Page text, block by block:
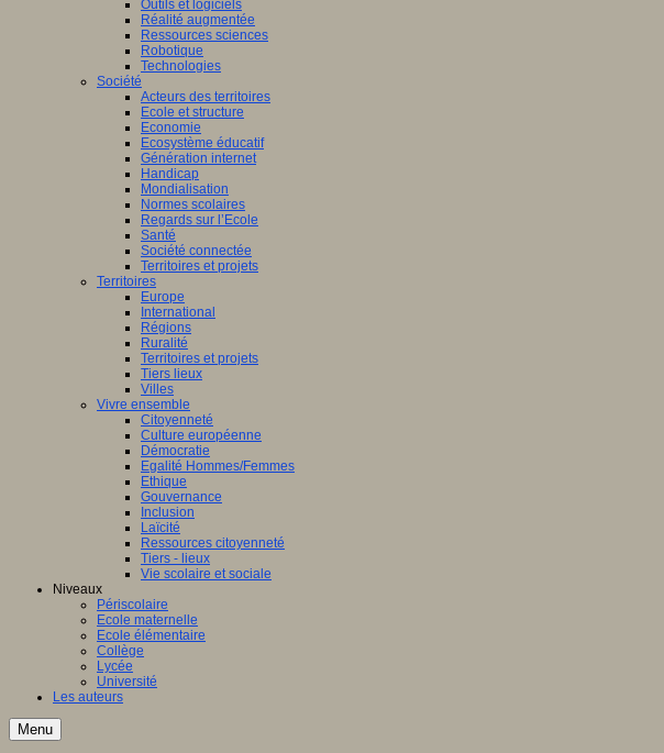
Outils et logiciels
Réalité augmentée
Ressources sciences
Robotique
Technologies
Société
Acteurs des territoires
Ecole et structure
Economie
Ecosystème éducatif
Génération internet
Handicap
Mondialisation
Normes scolaires
Regards sur l’Ecole
Santé
Société connectée
Territoires et projets
Territoires
Europe
International
Régions
Ruralité
Territoires et projets
Tiers lieux
Villes
Vivre ensemble
Citoyenneté
Culture européenne
Démocratie
Egalité Hommes/Femmes
Ethique
Gouvernance
Inclusion
Laïcité
Ressources citoyenneté
Tiers - lieux
Vie scolaire et sociale
Niveaux
Périscolaire
Ecole maternelle
Ecole élémentaire
Collège
Lycée
Université
Les auteurs
Menu